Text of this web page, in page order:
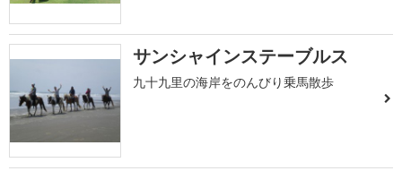
サンシャインステーブルス
九十九里の海岸をのんびり乗馬散歩